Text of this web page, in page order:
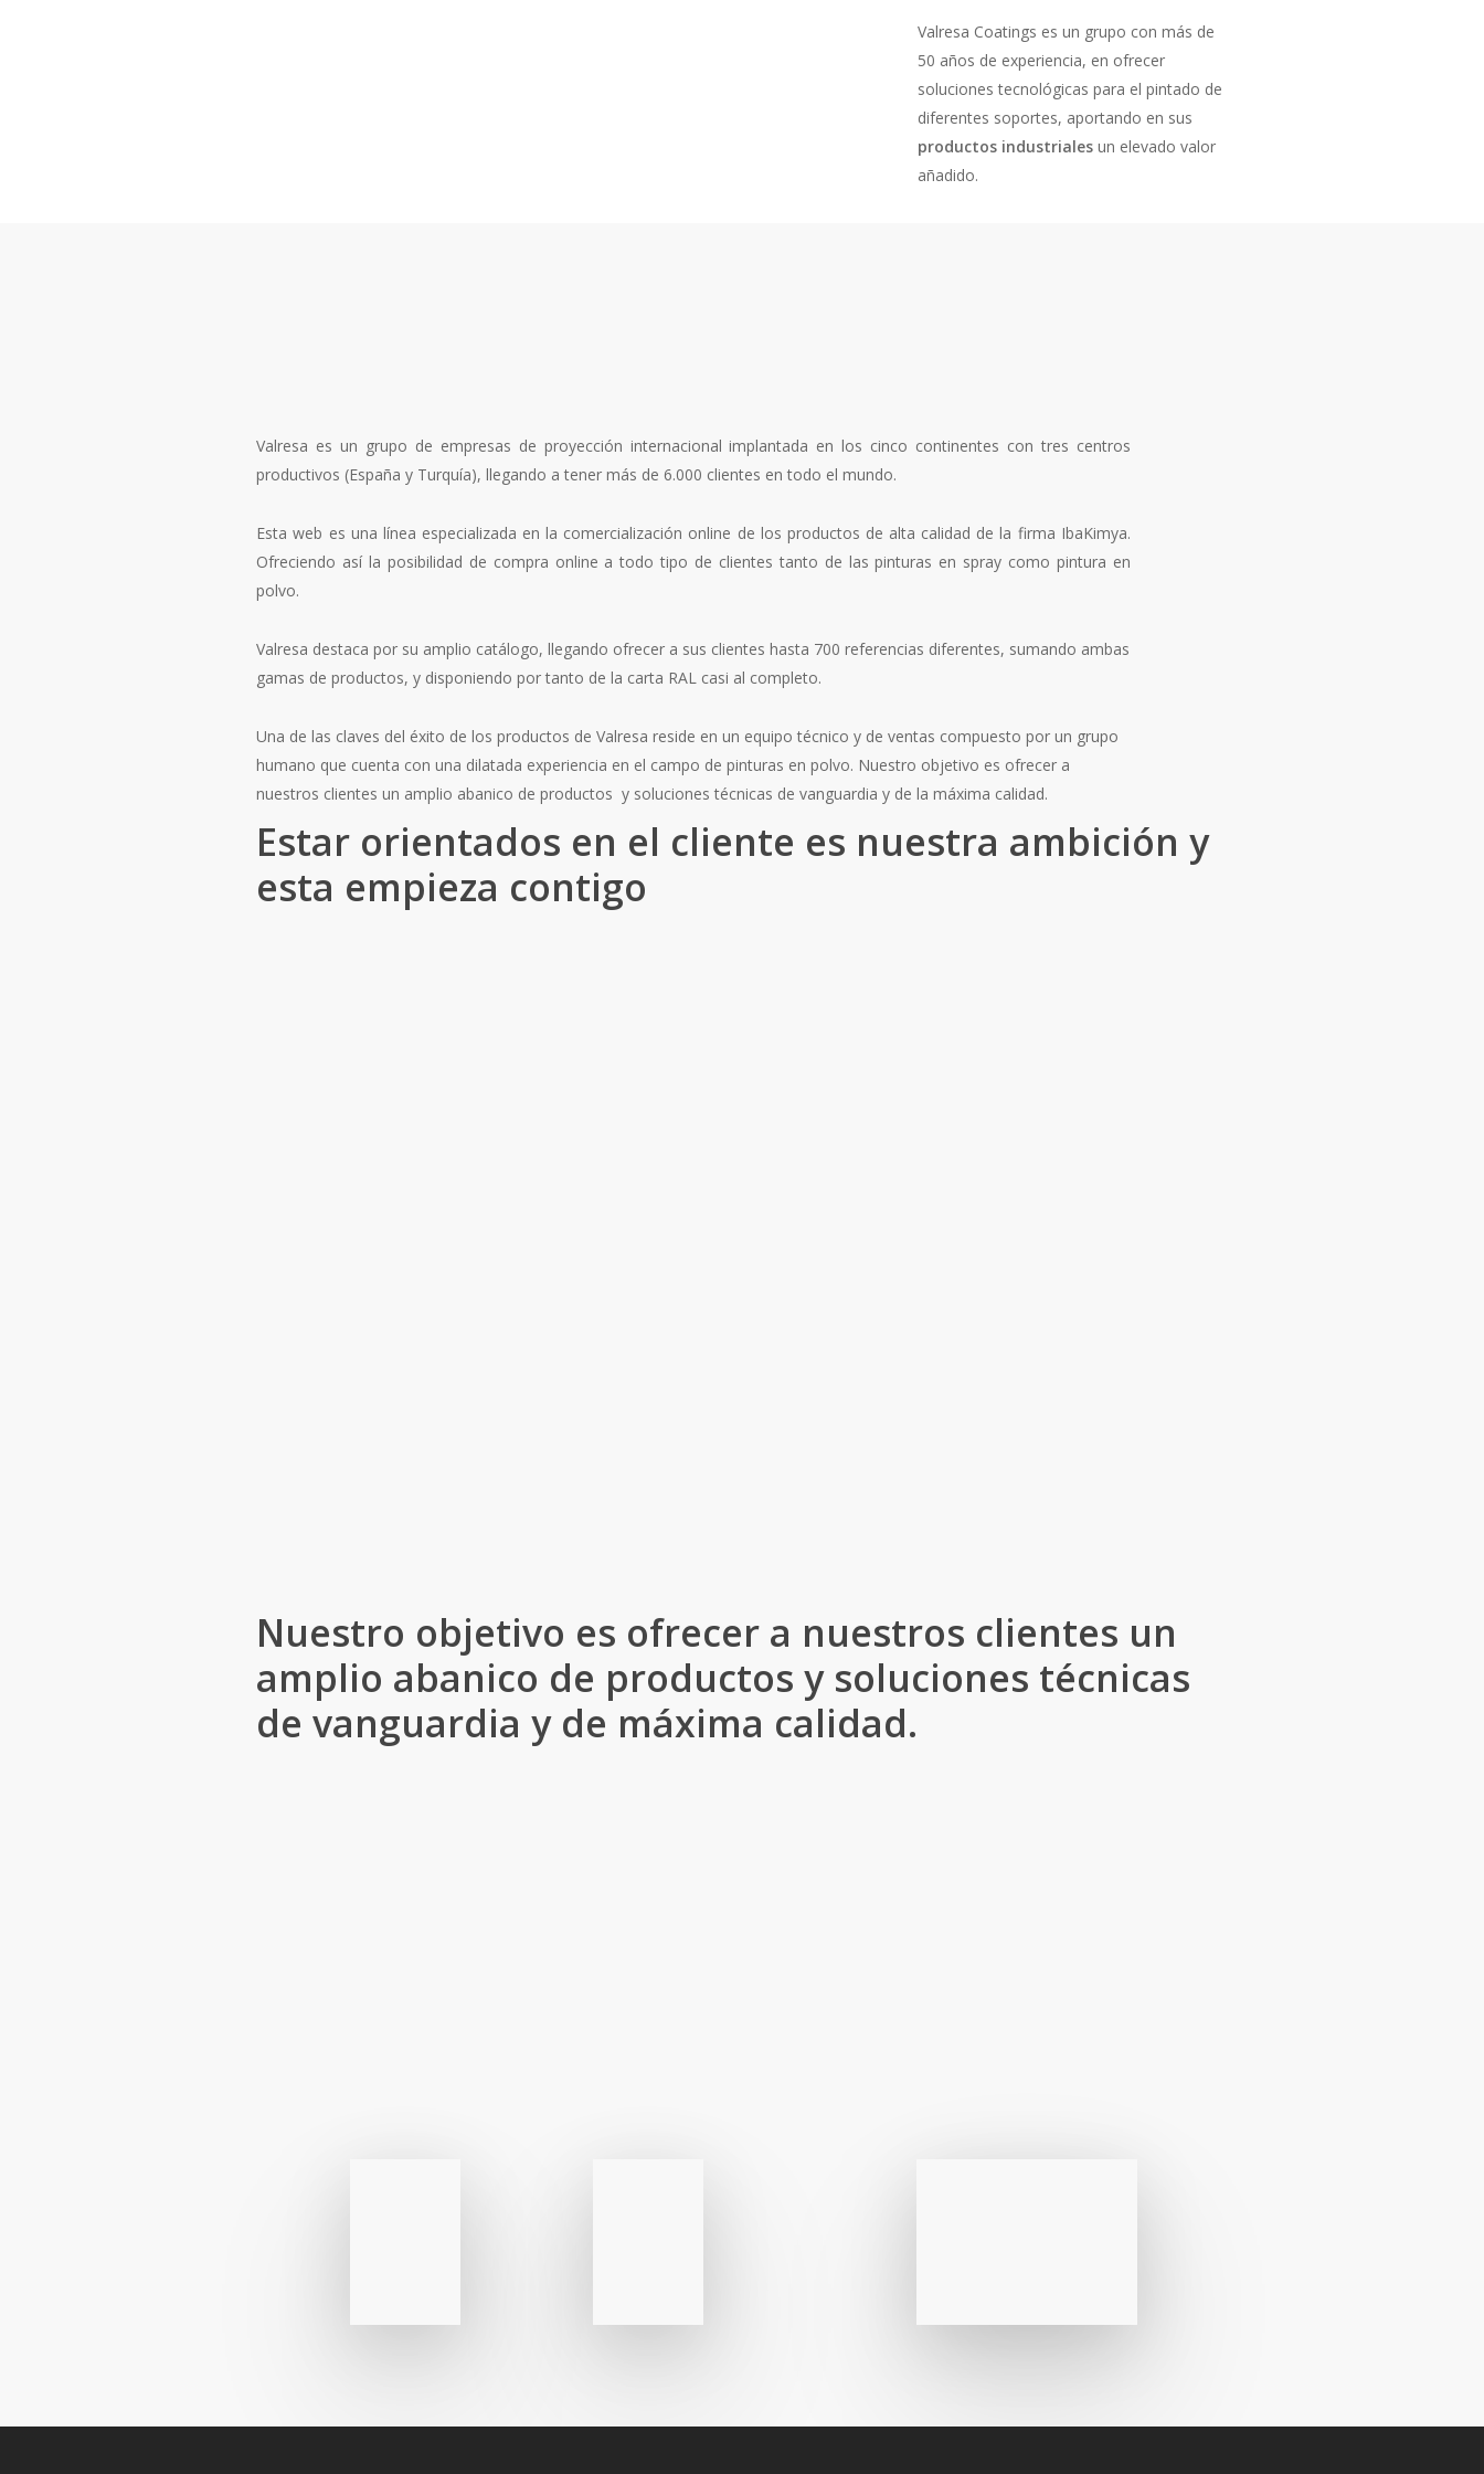
Valresa Coatings es un grupo con más de
50 años de experiencia, en ofrecer
soluciones tecnológicas para el pintado de
diferentes soportes, aportando en sus
productos industriales un elevado valor
añadido.
Valresa es un grupo de empresas de proyección internacional implantada en los cinco continentes con tres centros
productivos (España y Turquía), llegando a tener más de 6.000 clientes en todo el mundo.
Esta web es una línea especializada en la comercialización online de los productos de alta calidad de la firma IbaKimya.
Ofreciendo así la posibilidad de compra online a todo tipo de clientes tanto de las pinturas en spray como pintura en
polvo.
Valresa destaca por su amplio catálogo, llegando ofrecer a sus clientes hasta 700 referencias diferentes, sumando ambas
gamas de productos, y disponiendo por tanto de la carta RAL casi al completo.
Una de las claves del éxito de los productos de Valresa reside en un equipo técnico y de ventas compuesto por un grupo
humano que cuenta con una dilatada experiencia en el campo de pinturas en polvo. Nuestro objetivo es ofrecer a
nuestros clientes un amplio abanico de productos y soluciones técnicas de vanguardia y de la máxima calidad.
Estar orientados en el cliente es nuestra ambición y
esta empieza contigo
Nuestro objetivo es ofrecer a nuestros clientes un
amplio abanico de productos y soluciones técnicas
de vanguardia y de máxima calidad.